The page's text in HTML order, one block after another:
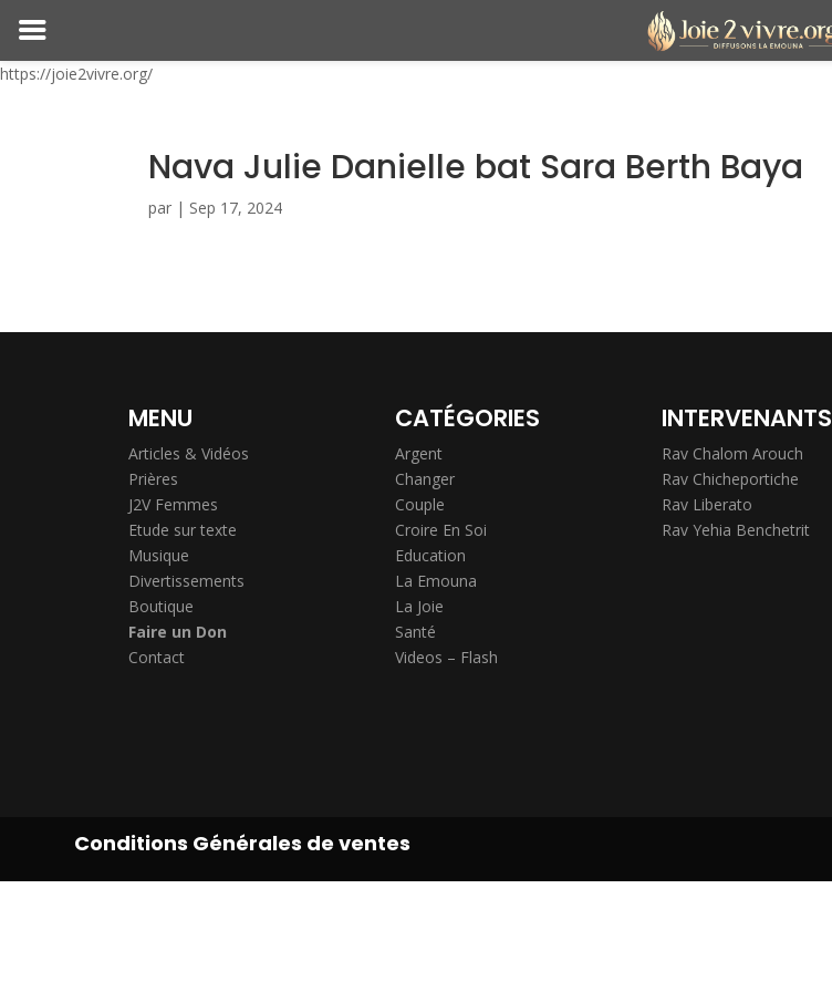
https://joie2vivre.org/
Nava Julie Danielle bat Sara Berth Baya
par | Sep 17, 2024
MENU
Articles & Vidéos
Prières
J2V Femmes
Etude sur texte
Musique
Divertissements
Boutique
Faire un Don
Contact
CATÉGORIES
Argent
Changer
Couple
Croire En Soi
Education
La Emouna
La Joie
Santé
Videos – Flash
INTERVENANTS
Rav Chalom Arouch
Rav Chicheportiche
Rav Liberato
Rav Yehia Benchetrit
Conditions Générales de ventes